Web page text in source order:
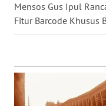
Mensos Gus Ipul
Fitur Barcode Khusus
WN
SUMEDANG
WN
CIANJUR